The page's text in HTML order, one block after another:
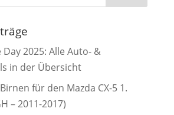
2025: Alle Auto- &
in der Übersicht
für den Mazda CX-5 1.
– 2011-2017)